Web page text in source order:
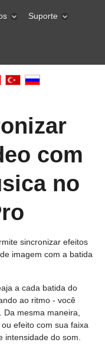
Suporte
com
no
sincronizar efeitos
imagem com a batida
a cada batida do
ao ritmo - você
mesma maneira,
efeito com sua faixa
do som.